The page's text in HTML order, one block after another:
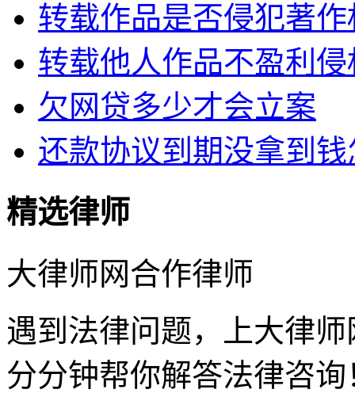
转载作品是否侵犯著作
转载他人作品不盈利侵
欠网贷多少才会立案
还款协议到期没拿到
精选律师
大律师网合作律师
遇到法律问题，上大律
分分钟帮你解答法律咨询